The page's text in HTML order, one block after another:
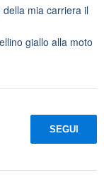
mia carriera il
giallo alla moto
SEGUI